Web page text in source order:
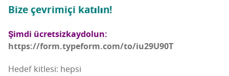
Bize çev­ri­mi­çi katı­lın!
Şim­di ücret­sizkay­do­lun:
https://form.typeform.com/to/iu29U90T
Hedef kitlesi: hepsi